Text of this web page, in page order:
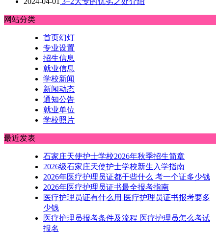
网站分类
首页幻灯
专业设置
招生信息
就业信息
学校新闻
新闻动态
通知公告
就业单位
学校照片
最近发表
石家庄天使护士学校2026年秋季招生简章
2026级石家庄天使护士学校新生入学指南
2026年医疗护理员证都干些什么 考一个证多少钱
2026年医疗护理员证书最全报考指南
医疗护理员证有什么用 医疗护理员证书报考要多
少钱
医疗护理员报考条件及流程 医疗护理员怎么考试
报名